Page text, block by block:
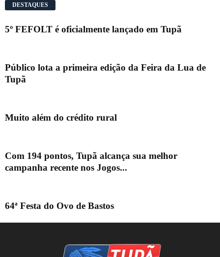
DESTAQUES
5º FEFOLT é oficialmente lançado em Tupã
Público lota a primeira edição da Feira da Lua de
Tupã
Muito além do crédito rural
Com 194 pontos, Tupã alcança sua melhor
campanha recente nos Jogos...
64ª Festa do Ovo de Bastos